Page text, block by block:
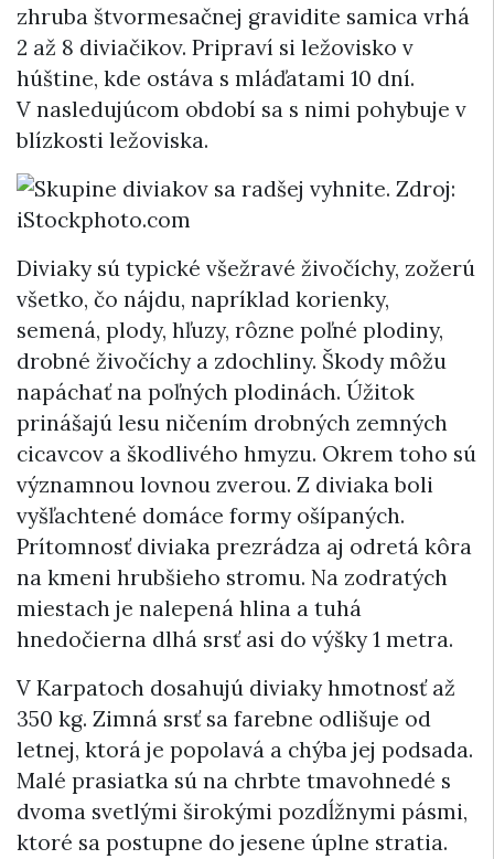
zhruba štvormesačnej gravidite samica vrhá
2 až 8 diviačikov. Pripraví si ležovisko v
húštine, kde ostáva s mláďatami 10 dní.
V nasledujúcom období sa s nimi pohybuje v
blízkosti ležoviska.
Diviaky sú typické všežravé živočíchy, zožerú
všetko, čo nájdu, napríklad korienky,
semená, plody, hľuzy, rôzne poľné plodiny,
drobné živočíchy a zdochliny. Škody môžu
napáchať na poľných plodinách. Úžitok
prinášajú lesu ničením drobných zemných
cicavcov a škodlivého hmyzu. Okrem toho sú
významnou lovnou zverou. Z diviaka boli
vyšľachtené domáce formy ošípaných.
Prítomnosť diviaka prezrádza aj odretá kôra
na kmeni hrubšieho stromu. Na zodratých
miestach je nalepená hlina a tuhá
hnedočierna dlhá srsť asi do výšky 1 metra.
V Karpatoch dosahujú diviaky hmotnosť až
350 kg. Zimná srsť sa farebne odlišuje od
letnej, ktorá je popolavá a chýba jej podsada.
Malé prasiatka sú na chrbte tmavohnedé s
dvoma svetlými širokými pozdĺžnymi pásmi,
ktoré sa postupne do jesene úplne stratia.